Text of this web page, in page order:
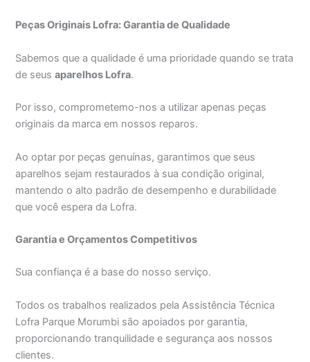
Peças Originais Lofra: Garantia de Qualidade
Sabemos que a qualidade é uma prioridade quando se trata
de seusaparelhos Lofra.
Por isso, comprometemo-nos a utilizar apenas peças
originais da marca em nossos reparos.
Ao optar por peças genuínas, garantimos que seus
aparelhos sejam restaurados à sua condição original,
mantendo o alto padrão de desempenho e durabilidade
que você espera da Lofra.
Garantia e Orçamentos Competitivos
Sua confiança é a base do nosso serviço.
Todos os trabalhos realizados pela Assistência Técnica
Lofra Parque Morumbi são apoiados por garantia,
proporcionando tranquilidade e segurança aos nossos
clientes.